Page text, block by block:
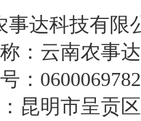
达科技有限
南农事达
市呈贡区